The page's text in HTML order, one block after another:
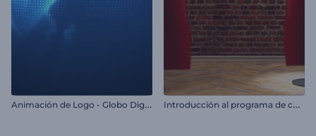
A
nimación de Logo - Globo Digital I
ntroducción al programa de comedia